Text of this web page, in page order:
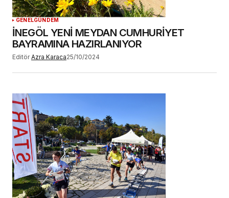
GENELGÜNDEM
İNEGÖL YENİ MEYDAN CUMHURİYET
BAYRAMINA HAZIRLANIYOR
Editör Azra Karaca25/10/2024